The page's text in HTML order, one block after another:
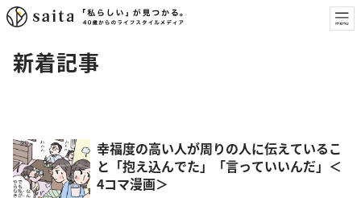
新着記事
幸福度の高い人が周りの人に伝えているこ
と「抱え込んでた」「言っていいんだ」＜
4コマ漫画＞